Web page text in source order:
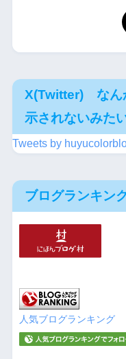
X(Twitter) なん
示されないみた
Tweets by
ブログランキン
人気ブログランキング